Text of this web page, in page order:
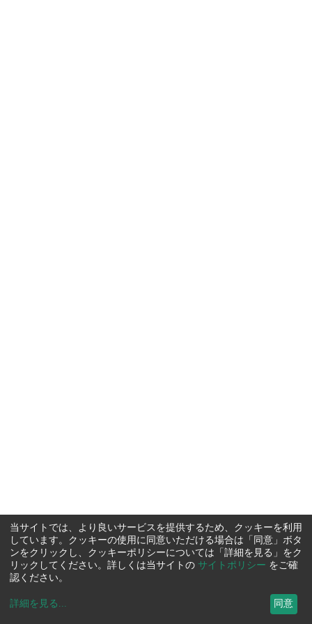
当サイトでは、より良いサービスを提供するため、クッキーを利用
しています。クッキーの使用に同意いただける場合は「同意」ボタ
ンをクリックし、クッキーポリシーについては「詳細を見る」をク
リックしてください。詳しくは当サイトの サイトポリシー をご確
認ください。
詳細を見る ... 同意